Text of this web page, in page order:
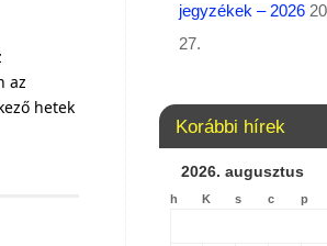
az
hetek
jegyzékek – 2026
27.
Korábbi hírek
2026. augusztus
h K s c p